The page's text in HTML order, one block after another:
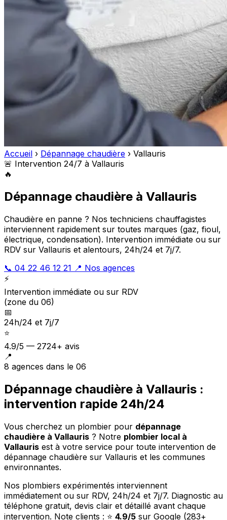
Accueil › Dépannage chaudière › Vallauris
🚨 Intervention 24/7 à Vallauris
🔥
Dépannage chaudière à Vallauris
Chaudière en panne ? Nos techniciens chauffagistes
interviennent rapidement sur toutes marques (gaz, fioul,
électrique, condensation). Intervention immédiate ou sur
RDV sur Vallauris et alentours, 24h/24 et 7j/7.
📞 04 22 46 12 21 📍 Nos agences
⚡
Intervention immédiate ou sur RDV
(zone du 06)
📅
24h/24 et 7j/7
⭐
4.9/5 — 2724+ avis
📍
8 agences dans le 06
Dépannage chaudière à Vallauris :
intervention rapide 24h/24
Vous cherchez un plombier pour dépannage
chaudière à Vallauris ? Notre plombier local à
Vallauris est à votre service pour toute intervention de
dépannage chaudière sur Vallauris et les communes
environnantes.
Nos plombiers expérimentés interviennent
immédiatement ou sur RDV, 24h/24 et 7j/7. Diagnostic au
téléphone gratuit, devis clair et détaillé avant chaque
intervention. Note clients : ⭐ 4.9/5 sur Google (283+